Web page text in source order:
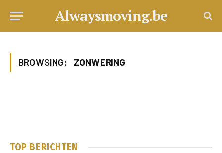
Alwaysmoving.be
BROWSING: ZONWERING
TOP BERICHTEN